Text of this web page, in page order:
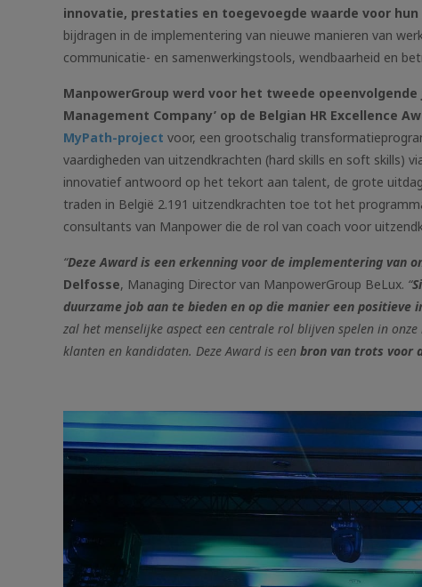
innovatie, prestaties en toegevoegde waarde voor
bijdragen in de implementering van nieuwe manieren van
communicatie- en samenwerkingstools, wendbaarheid en
ManpowerGroup werd voor het tweede
Management Company’ op de Belgian HR Excellence
MyPath-project voor, een grootschalig
vaardigheden van uitzendkrachten (hard skills en soft skills)
innovatief antwoord op het tekort aan talent, de grote
traden in België 2.191 uitzendkrachten toe tot het
consultants van Manpower die de rol van coach voor
“Deze Award is een erkenning voor de implementering van
Delfosse, Managing Director van ManpowerGroup BeLux. “
duurzame job aan te bieden en op die manier een
zal het menselijke aspect een centrale rol blijven spelen in
klanten en kandidaten. Deze Award is een bron van trots voor